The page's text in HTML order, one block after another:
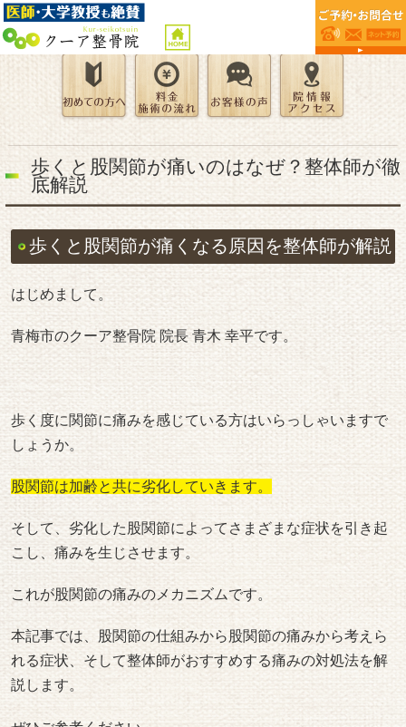
歩くと股関節が痛いのはなぜ？整体師が徹
底解説
歩くと股関節が痛くなる原因を整体師が解説
はじめまして。
青梅市のクーア整骨院 院長 青木 幸平です。
歩く度に関節に痛みを感じている方はいらっしゃいますで
しょうか。
股関節は加齢と共に劣化していきます。
そして、劣化した股関節によってさまざまな症状を引き起
こし、痛みを生じさせます。
これが股関節の痛みのメカニズムです。
本記事では、股関節の仕組みから股関節の痛みから考えら
れる症状、そして整体師がおすすめする痛みの対処法を解
説します。